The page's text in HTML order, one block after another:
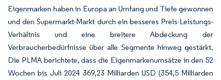
Eigenmarken haben in Europa an Umfang und Tiefe gewonnen
und den Supermarkt-Markt durch ein besseres Preis-Leistungs-
Verhältnis und eine breitere Abdeckung der
Verbraucherbedürfnisse über alle Segmente hinweg gestärkt.
Die PLMA berichtete, dass die Eigenmarkenumsätze in den 52
Wochen bis Juli 2024 369,23 Milliarden USD (354,5 Milliarden